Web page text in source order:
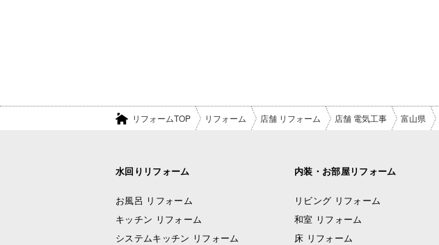
リフォームTOP リフォーム 店舗 リフォーム 店舗 電気工事 富山県
水回りリフォーム
お風呂 リフォーム
キッチン リフォーム
システムキッチン リフォーム
内装・お部屋リフォーム
リビング リフォーム
和室 リフォーム
床 リフォーム